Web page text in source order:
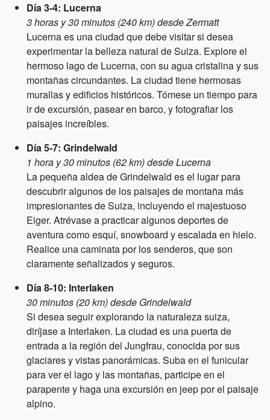
Día 3-4: Lucerna
3 horas y 30 minutos (240 km) desde Zermatt
Lucerna es una ciudad que debe visitar si desea
experimentar la belleza natural de Suiza. Explore el
hermoso lago de Lucerna, con su agua cristalina y sus
montañas circundantes. La ciudad tiene hermosas
murallas y edificios históricos. Tómese un tiempo para
ir de excursión, pasear en barco, y fotografiar los
paisajes increíbles.
Día 5-7: Grindelwald
1 hora y 30 minutos (62 km) desde Lucerna
La pequeña aldea de Grindelwald es el lugar para
descubrir algunos de los paisajes de montaña más
impresionantes de Suiza, incluyendo el majestuoso
Eiger. Atrévase a practicar algunos deportes de
aventura como esquí, snowboard y escalada en hielo.
Realice una caminata por los senderos, que son
claramente señalizados y seguros.
Día 8-10: Interlaken
30 minutos (20 km) desde Grindelwald
Si desea seguir explorando la naturaleza suiza,
diríjase a Interlaken. La ciudad es una puerta de
entrada a la región del Jungfrau, conocida por sus
glaciares y vistas panorámicas. Suba en el funicular
para ver el lago y las montañas, participe en el
parapente y haga una excursión en jeep por el paisaje
alpino.